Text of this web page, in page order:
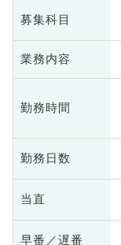
募集科目
業務内容
勤務時間
勤務日数
当直
早番／遅番